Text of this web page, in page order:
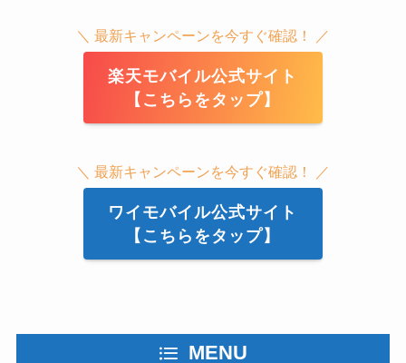
＼ 最新キャンペーンを今すぐ確認！ ／
楽天モバイル公式サイト
【こちらをタップ】
＼ 最新キャンペーンを今すぐ確認！ ／
ワイモバイル公式サイト
【こちらをタップ】
MENU